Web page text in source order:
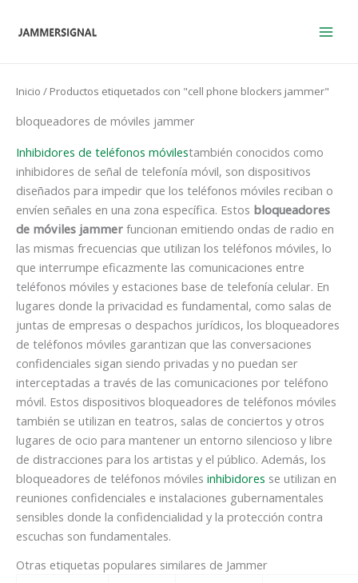
Inicio / Productos etiquetados con "cell phone blockers jammer"
bloqueadores de móviles jammer
Inhibidores de teléfonos móvilestambién conocidos como
inhibidores de señal de telefonía móvil, son dispositivos
diseñados para impedir que los teléfonos móviles reciban o
envíen señales en una zona específica. Estos bloqueadores
de móviles jammer funcionan emitiendo ondas de radio en
las mismas frecuencias que utilizan los teléfonos móviles, lo
que interrumpe eficazmente las comunicaciones entre
teléfonos móviles y estaciones base de telefonía celular. En
lugares donde la privacidad es fundamental, como salas de
juntas de empresas o despachos jurídicos, los bloqueadores
de teléfonos móviles garantizan que las conversaciones
confidenciales sigan siendo privadas y no puedan ser
interceptadas a través de las comunicaciones por teléfono
móvil. Estos dispositivos bloqueadores de teléfonos móviles
también se utilizan en teatros, salas de conciertos y otros
lugares de ocio para mantener un entorno silencioso y libre
de distracciones para los artistas y el público. Además, los
bloqueadores de teléfonos móviles inhibidores se utilizan en
reuniones confidenciales e instalaciones gubernamentales
sensibles donde la confidencialidad y la protección contra
escuchas son fundamentales.
Otras etiquetas populares similares de Jammer